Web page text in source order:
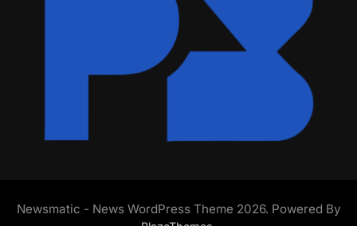
Newsmatic - News WordPress Theme 2026. Powered By